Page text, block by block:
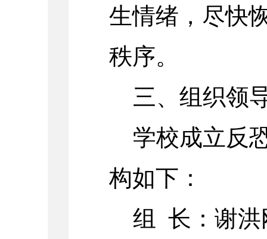
生情绪，尽快
秩序。
三、组织领
学校成立反
构如下：
组
长：谢洪